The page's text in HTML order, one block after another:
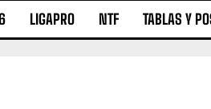
LIGAPRO NTF TABLAS Y